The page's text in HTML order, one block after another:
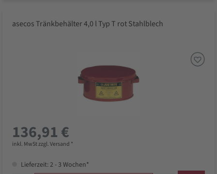
asecos Tränkbehälter 4,0 l Typ T rot Stahlblech
136,91 €
inkl. MwSt zzgl. Versand *
Lieferzeit: 2 - 3 Wochen*